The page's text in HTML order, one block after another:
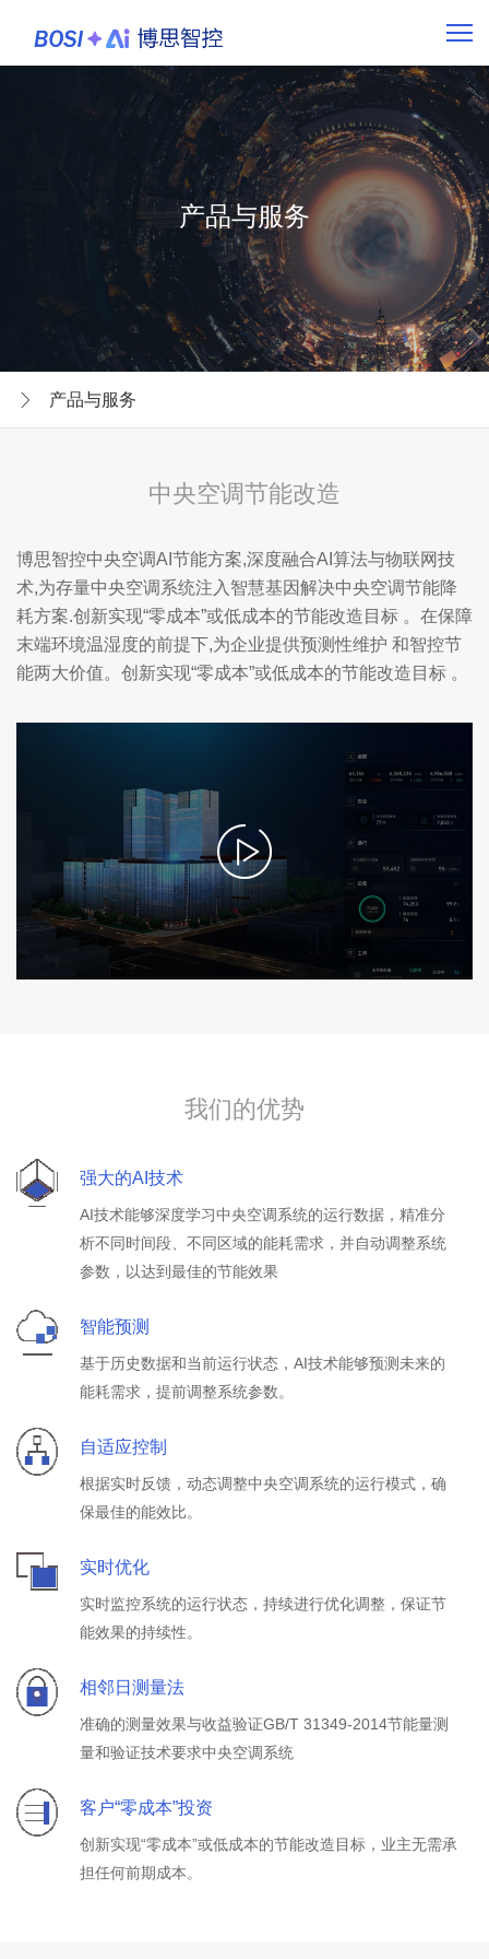
产品与服务
产品与服务
中央空调节能改造
博思智控中央空调AI节能方案,深度融合AI算法与物联网技
术,为存量中央空调系统注入智慧基因解决中央空调节能降
耗方案.创新实现“零成本”或低成本的节能改造目标 。在保障
末端环境温湿度的前提下,为企业提供预测性维护 和智控节
能两大价值。创新实现“零成本”或低成本的节能改造目标 。
我们的优势
强大的AI技术
AI技术能够深度学习中央空调系统的运行数据，精准分
析不同时间段、不同区域的能耗需求，并自动调整系统
参数，以达到最佳的节能效果
智能预测
基于历史数据和当前运行状态，AI技术能够预测未来的
能耗需求，提前调整系统参数。
自适应控制
根据实时反馈，动态调整中央空调系统的运行模式，确
保最佳的能效比。
实时优化
实时监控系统的运行状态，持续进行优化调整，保证节
能效果的持续性。
相邻日测量法
准确的测量效果与收益验证GB/T 31349-2014节能量测
量和验证技术要求中央空调系统
客户“零成本”投资
创新实现“零成本”或低成本的节能改造目标，业主无需承
担任何前期成本。